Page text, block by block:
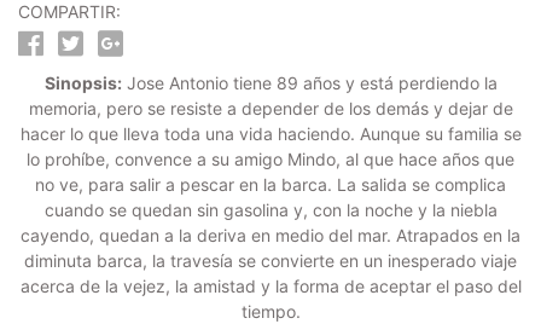
COMPARTIR:
Sinopsis: Jose Antonio tiene 89 años y está perdiendo la
memoria, pero se resiste a depender de los demás y dejar de
hacer lo que lleva toda una vida haciendo. Aunque su familia se
lo prohíbe, convence a su amigo Mindo, al que hace años que
no ve, para salir a pescar en la barca. La salida se complica
cuando se quedan sin gasolina y, con la noche y la niebla
cayendo, quedan a la deriva en medio del mar. Atrapados en la
diminuta barca, la travesía se convierte en un inesperado viaje
acerca de la vejez, la amistad y la forma de aceptar el paso del
tiempo.